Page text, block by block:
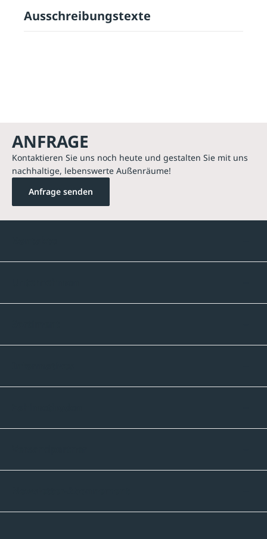
Ausschreibungstexte
ANFRAGE
Kontaktieren Sie uns noch heute und gestalten Sie mit uns
nachhaltige, lebenswerte Außenräume!
Anfrage senden